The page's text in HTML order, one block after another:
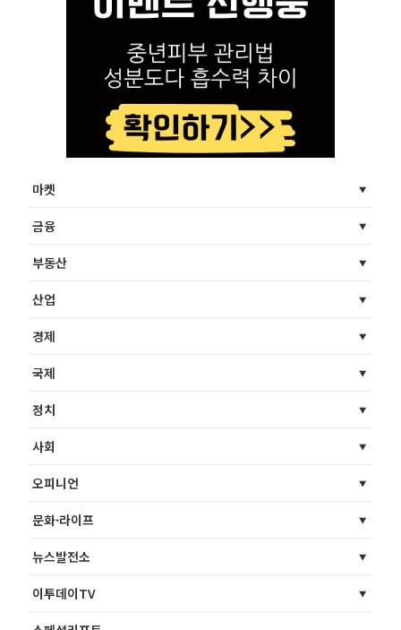
마켓
금융
부동산
산업
경제
국제
정치
사회
오피니언
문화·라이프
뉴스발전소
이투데이TV